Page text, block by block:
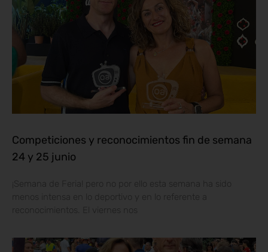
Competiciones y reconocimientos fin de semana
24 y 25 junio